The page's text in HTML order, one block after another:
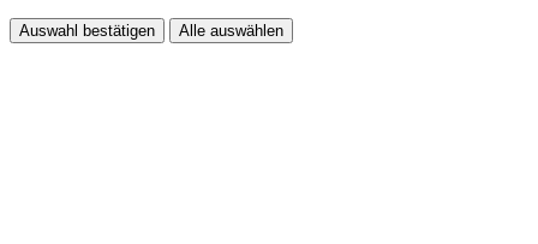
Auswahl bestätigen Alle auswählen